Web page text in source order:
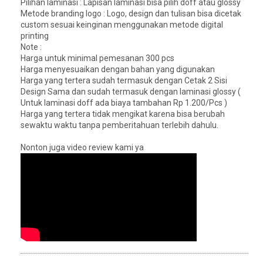
Pilihan laminasi : Lapisan laminasi bisa pilih doff atau glossy
Metode branding logo : Logo, design dan tulisan bisa dicetak
custom sesuai keinginan menggunakan metode digital
printing
Note :
Harga untuk minimal pemesanan 300 pcs
Harga menyesuaikan dengan bahan yang digunakan
Harga yang tertera sudah termasuk dengan Cetak 2 Sisi
Design Sama dan sudah termasuk dengan laminasi glossy (
Untuk laminasi doff ada biaya tambahan Rp 1.200/Pcs )
Harga yang tertera tidak mengikat karena bisa berubah
sewaktu waktu tanpa pemberitahuan terlebih dahulu.
Nonton juga video review kami ya